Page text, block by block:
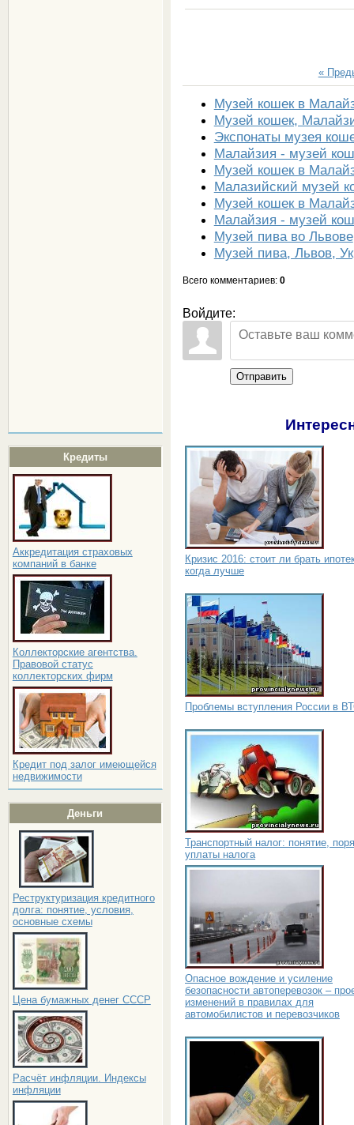
Кредиты
Аккредитация страховых
компаний в банке
Коллекторские агентства.
Правовой статус
коллекторских фирм
Кредит под залог имеющейся
недвижимости
Деньги
Реструктуризация кредитного
долга: понятие, условия,
основные схемы
Цена бумажных денег СССР
Расчёт инфляции. Индексы
инфляции
«
Музей кошек в
Музей кошек,
Экспонаты музея
Малайзия - музей
Музей кошек в
Малазийский музей
Музей кошек в
Малайзия - музей
Музей пива во Львове
Музей пива, Львов,
Всего комментариев: 0
Войдите:
Отправить
Кризис 2016: стоит ли брать
когда лучше
Проблемы вступления России в
Транспортный налог: понятие,
уплаты налога
Опасное вождение и усиление
безопасности автоперевозок –
изменений в правилах для
автомобилистов и перевозчиков